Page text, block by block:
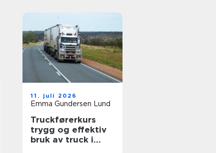
11. juli 2026
Emma Gundersen Lund
Truckførerkurs
trygg og effektiv
bruk av truck i